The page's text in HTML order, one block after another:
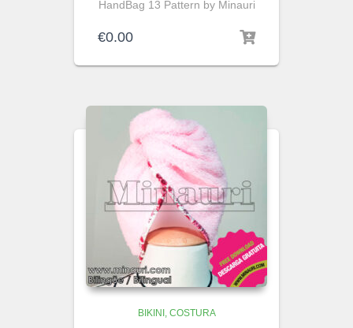
HandBag 13 Pattern by Minauri
€0.00
BIKINI COSTURA